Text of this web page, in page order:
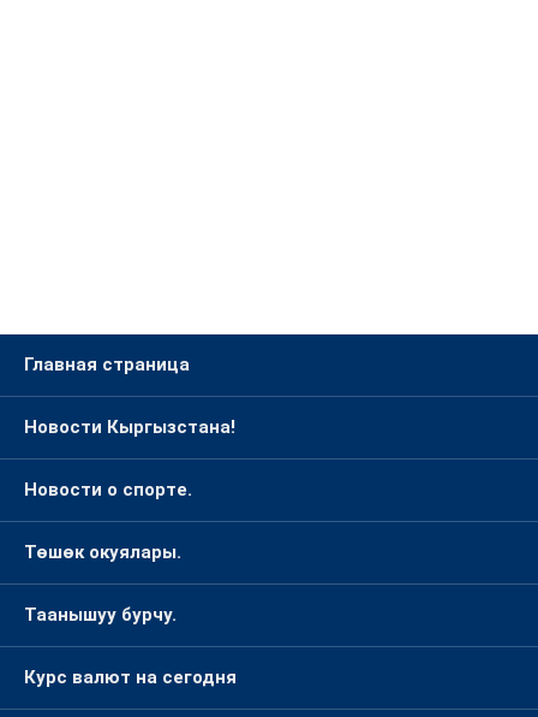
Главная страница
Новости Кыргызстана!
Новости о спорте.
Төшөк окуялары.
Таанышуу бурчу.
Курс валют на сегодня